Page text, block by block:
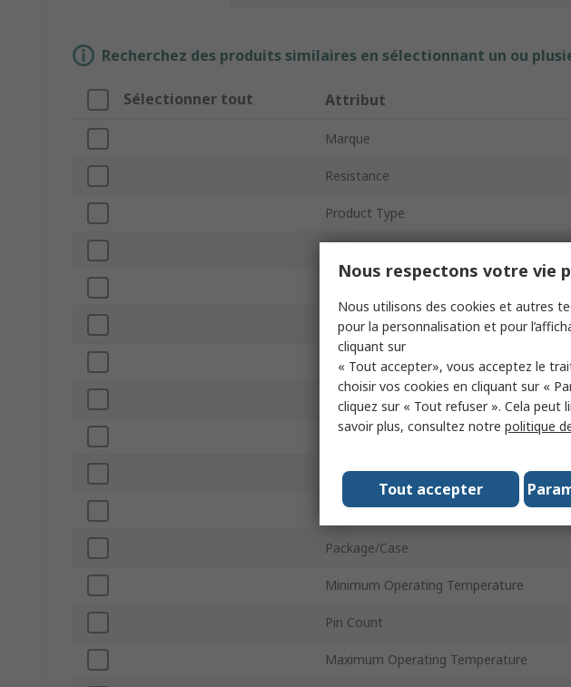
Recherchez des produits similaires en sélectionnant un ou
Sélectionner tout Attribut
Marque
Resistance
Product Type
Tolerance ±
Packaging
Voltage
Technology
Series
Automotive Standard
Package/Case
Minimum Operating Temperature
Pin Count
Maximum Operating Temperature
Nous respectons votre vie
Nous utilisons des cookies et autres
pour la personnalisation et pour
cliquant sur
« Tout accepter», vous acceptez le
choisir vos cookies en cliquant sur «
cliquez sur « Tout refuser ». Cela peut
savoir plus, consultez notre politique
Tout accepter